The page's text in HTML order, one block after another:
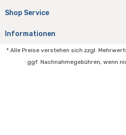
Shop Service
Informationen
* Alle Preise verstehen sich zzgl.
ggf. Nachnahmegebühren, wenn